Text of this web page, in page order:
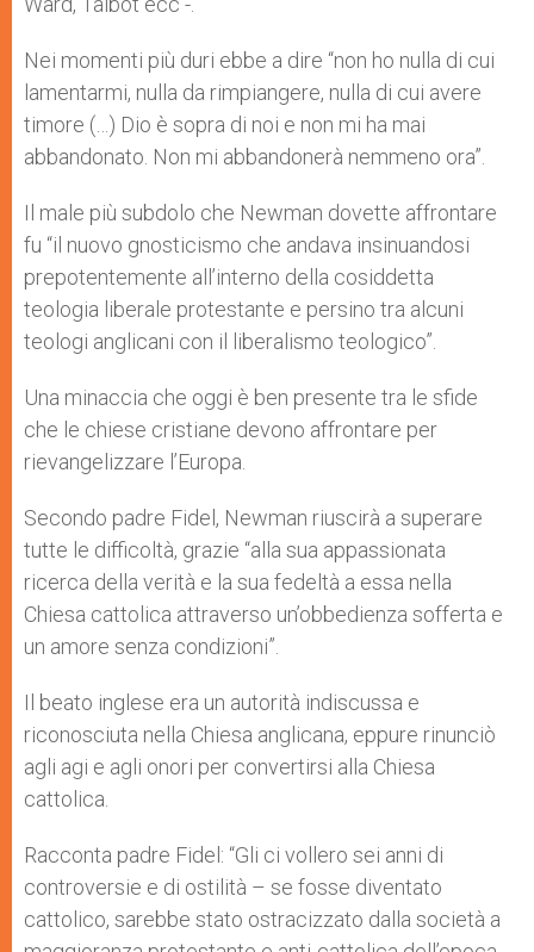
Nei momenti più duri ebbe a dire “non ho nulla di cui
lamentarmi, nulla da rimpiangere, nulla di cui avere
timore (…) Dio è sopra di noi e non mi ha mai
abbandonato. Non mi abbandonerà nemmeno ora”.
Il male più subdolo che Newman dovette affrontare
fu “il nuovo gnosticismo che andava insinuandosi
prepotentemente all’interno della cosiddetta
teologia liberale protestante e persino tra alcuni
teologi anglicani con il liberalismo teologico”.
Una minaccia che oggi è ben presente tra le sfide
che le chiese cristiane devono affrontare per
rievangelizzare l’Europa.
Secondo padre Fidel, Newman riuscirà a superare
tutte le difficoltà, grazie “alla sua appassionata
ricerca della verità e la sua fedeltà a essa nella
Chiesa cattolica attraverso un’obbedienza sofferta e
un amore senza condizioni”.
Il beato inglese era un autorità indiscussa e
riconosciuta nella Chiesa anglicana, eppure rinunciò
agli agi e agli onori per convertirsi alla Chiesa
cattolica.
Racconta padre Fidel: “Gli ci vollero sei anni di
controversie e di ostilità – se fosse diventato
cattolico, sarebbe stato ostracizzato dalla società a